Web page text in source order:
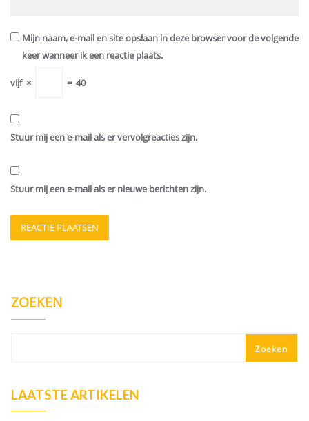
Mijn naam, e-mail en site opslaan in deze browser voor de volgende
keer wanneer ik een reactie plaats.
vijf × = 40
Stuur mij een e-mail als er vervolgreacties zijn.
Stuur mij een e-mail als er nieuwe berichten zijn.
ZOEKEN
Zoeken
LAATSTE ARTIKELEN